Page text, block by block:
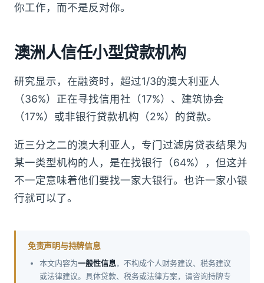
你工作，而不是反对你。
澳洲人信任小型贷款机构
研究显示，在融资时，超过1/3的澳大利亚人
（36%）正在寻找信用社（17%）、建筑协会
（17%）或非银行贷款机构（2%）的贷款。
近三分之二的澳大利亚人，专门过滤房贷表结果为
某一类型机构的人，是在找银行（64%），但这并
不一定意味着他们要找一家大银行。也许一家小银
行就可以了。
免责声明与持牌信息
本文内容为一般性信息，不构成个人财务建议、税务建议
或法律建议。具体贷款、税务或法律方案，请咨询持牌专